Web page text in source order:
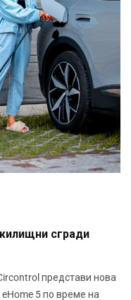
сгради
представи нова
5 по време на